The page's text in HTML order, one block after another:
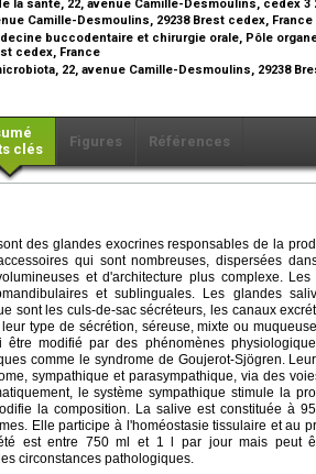
la santé, 22, avenue Camille-Desmoulins, cedex 3
Camille-Desmoulins, 29238 Brest cedex, France
buccodentaire et chirurgie orale, Pôle
cedex, France
22, avenue Camille-Desmoulins, 29238
clés
Figures Références
des glandes exocrines responsables de la
qui sont nombreuses, dispersées
et d'architecture plus complexe.
et sublinguales. Les glandes
sont les culs-de-sac sécréteurs, les canaux
type de sécrétion, séreuse, mixte ou
être modifié par des phénomènes
comme le syndrome de Goujerot-Sjögren.
sympathique et parasympathique, via des
le système sympathique stimule la
la composition. La salive est constituée à
Elle participe à l'homéostasie tissulaire et au
est entre 750 ml et 1 l par jour mais peut
circonstances pathologiques.